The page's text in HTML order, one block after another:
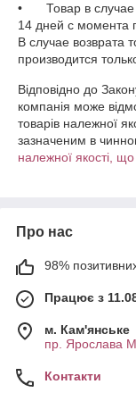
•	Товар в случае несоответствия нужно вернуть в течении
14 дней с момента
В случае возврата
производится
Відповідно до
компанія може
товарів належної
зазначеним в
належної якості,
Про нас
98% позитивних
Працює з
м. Кам'янське
пр. Ярослава
Контакти